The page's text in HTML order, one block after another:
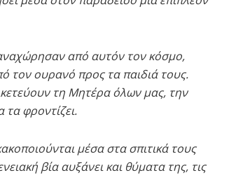
από αυτόν τον κόσμο,
τον ουρανό προς τα παιδιά τους.
τη Μητέρα όλων μας, την
τα φροντίζει.
μέσα στα σπιτικά τους
βία αυξάνει και θύματα της, τις